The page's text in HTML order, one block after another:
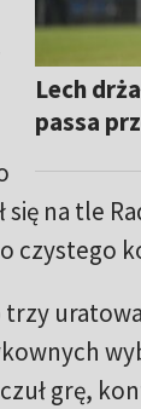
Lech
passa
na tle
czystego
trzy
grę,